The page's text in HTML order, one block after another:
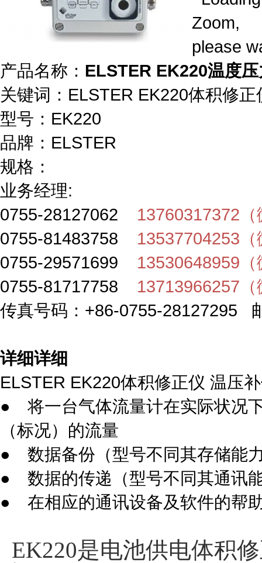
产品名称： ELSTER EK220温度
关键词： ELSTER EK220体积修
型号： EK220
品牌： ELSTER
规格：
业务经理:
0755-28127062 13760317372
0755-81483758 13537704253
0755-29571699 13530648959
0755-81717758 13713966257
传真号码：+86-0755-28127295
详细详细
ELSTER EK220体积修正仪 温压
● 将一台气体流量计在实际状况
（标况）的流量
● 数据备份（型号不同其存储能
● 数据的传递（型号不同其通讯
● 在相应的通讯设备及软件的帮
EK220是电池供电体积